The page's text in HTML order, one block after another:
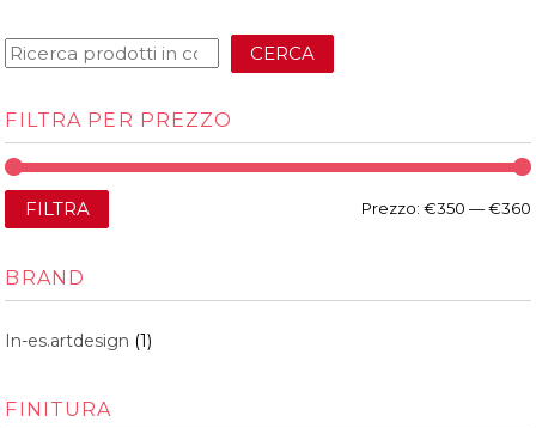
CERCA
FILTRA PER PREZZO
FILTRA Prezzo: €350 —€360
BRAND
In-es.artdesign (1)
FINITURA